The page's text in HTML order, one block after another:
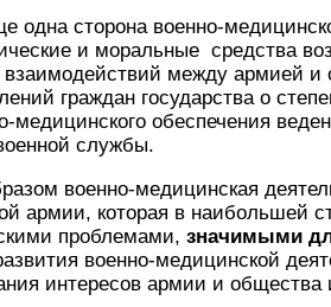
одна сторона военно-
и моральные средства
взаимодействий между армией
граждан государства о
медицинского обеспечения
службы.
военно-медицинская
армии, которая в наибольшей
проблемами, значимыми
военно-медицинской
интересов армии и